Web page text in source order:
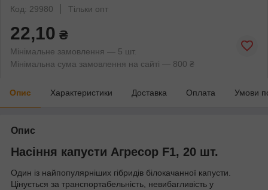
Код: 29980
Тільки опт
22,10 ₴
Мінімальне замовлення — 5 шт.
Мінімальна сума замовлення на сайті — 800 ₴
Опис Характеристики Доставка Оплата Умови
Опис
Насіння капусти Агресор F1, 20 шт.
Один із найпопулярніших гібридів білокачанної капусти.
Цінується за транспортабельність, невибагливість у